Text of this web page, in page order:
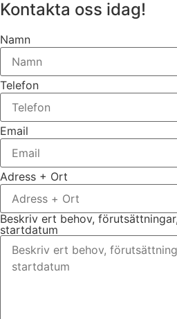
Kontakta oss idag!
Namn
Telefon
Email
Adress + Ort
Beskriv ert behov,
startdatum